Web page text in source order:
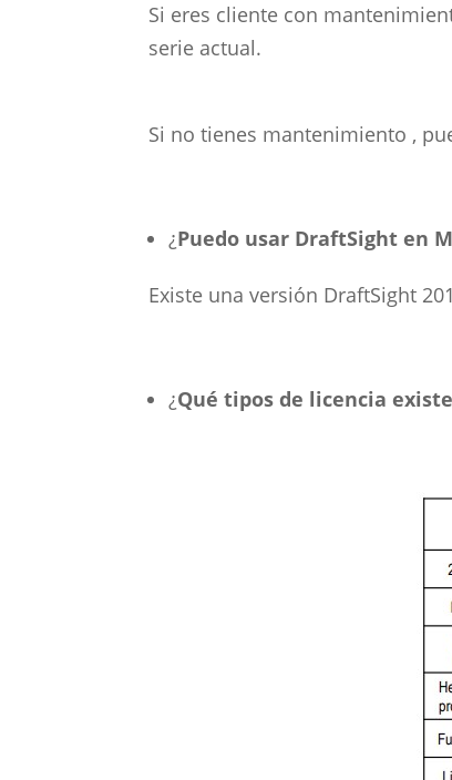
Si eres cliente con
serie actual.
Si no tienes mantenimiento ,
¿Puedo usar DraftSight en
Existe una versión DraftSight
¿Qué tipos de licencia